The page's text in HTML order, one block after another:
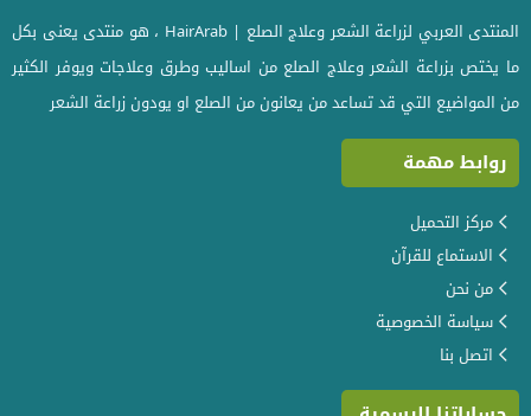
المنتدى العربي لزراعة الشعر وعلاج الصلع | HairArab ، هو منتدى يعنى بكل
ما يختص بزراعة الشعر وعلاج الصلع من اساليب وطرق وعلاجات ويوفر الكثير
من المواضيع التي قد تساعد من يعانون من الصلع او يودون زراعة الشعر
روابط مهمة
مركز التحميل
الاستماع للقرآن
من نحن
سياسة الخصوصية
اتصل بنا